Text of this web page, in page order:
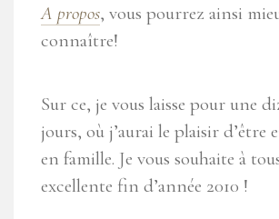
A propos, vous pourrez ainsi
connaître!
Sur ce, je vous laisse pour une
jours, où j’aurai le plaisir d’être
en famille. Je vous souhaite à
excellente fin d’année 2010 !